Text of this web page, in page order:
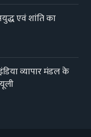
एवं शांति का
व्यापार मंडल के